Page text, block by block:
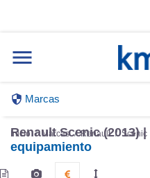
Marcas
Inicio Marcas Renault Scenic
Renault Scenic (2013) |
equipamiento